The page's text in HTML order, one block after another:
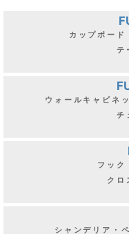
カップボード
テ
ウォールキャビネ
チ
フック
クロ
シャンデリア・